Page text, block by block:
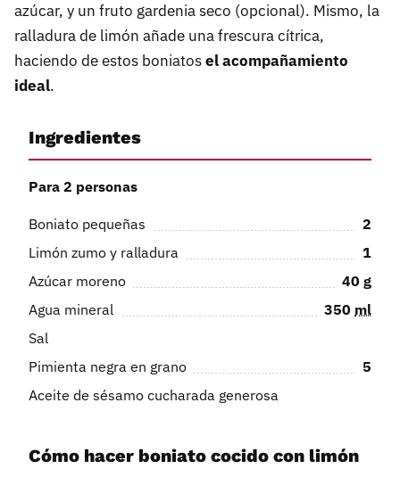
azúcar, y un fruto gardenia seco (opcional). Mismo, la
ralladura de limón añade una frescura cítrica,
haciendo de estos boniatosel acompañamiento
ideal.
Ingredientes
Para 2 personas
Boniato pequeñas
2
Limón zumo y ralladura
1
Azúcar moreno
40 g
Agua mineral
350 ml
Sal
Pimienta negra en grano
5
Aceite de sésamo cucharada generosa
Cómo hacer boniato cocido con limón